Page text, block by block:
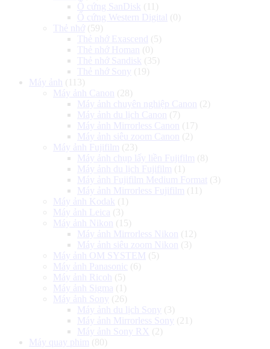
Ổ cứng SanDisk (11)
Ổ cứng Western Digital (0)
Thẻ nhớ (59)
Thẻ nhớ Exascend
(5)
Thẻ nhớ Homan
(0)
Thẻ nhớ Sandisk (35)
Thẻ nhớ Sony (19)
Máy ảnh
(113)
Máy ảnh Canon
(28)
Máy ảnh chuyên nghiệp Canon
(2)
Máy ảnh du lịch Canon
(7)
Máy ảnh Mirrorless Canon
(17)
Máy ảnh siêu zoom Canon
(2)
Máy ảnh Fujifilm (23)
Máy ảnh chụp lấy liền Fujifilm (8)
Máy ảnh du lịch Fujifilm (1)
Máy ảnh Fujifilm Medium Format (3)
Máy ảnh Mirrorless Fujifilm (11)
Máy ảnh Kodak (1)
Máy ảnh Leica (3)
Máy ảnh Nikon
(15)
Máy ảnh Mirrorless Nikon
(12)
Máy ảnh siêu zoom Nikon
(3)
Máy ảnh OM SYSTEM (5)
Máy ảnh Panasonic (6)
Máy ảnh Ricoh
(5)
Máy ảnh Sigma (1)
Máy ảnh Sony (26)
Máy ảnh du lịch Sony (3)
Máy ảnh Mirrorless Sony (21)
Máy ảnh Sony RX (2)
Máy quay phim (80)